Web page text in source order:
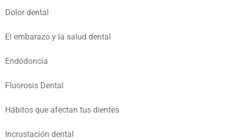
Dolor dental
El embarazo y la salud dental
Endodoncia
Fluorosis Dental
Hábitos que afectan tus dientes
Incrustación dental